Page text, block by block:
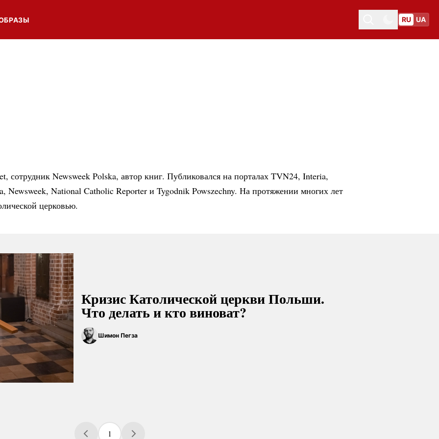
Toggle themeToggle theme
RU UA
сотрудник Newsweek Polska, автор книг. Публиковался на порталах TVN24, Interia,
Newsweek, National Catholic Reporter и Tygodnik Powszechny. На протяжении многих лет
церковью.
Кризис Католической церкви Польши.
Что делать и кто виноват?
Шимон Пегза
1